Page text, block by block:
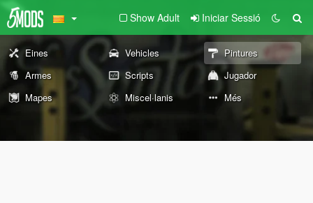
Show Adult Iniciar Sessió
Eines Vehicles
Pintures
Armes
Scripts
Jugador
Mapes
Miscel·lanis Més